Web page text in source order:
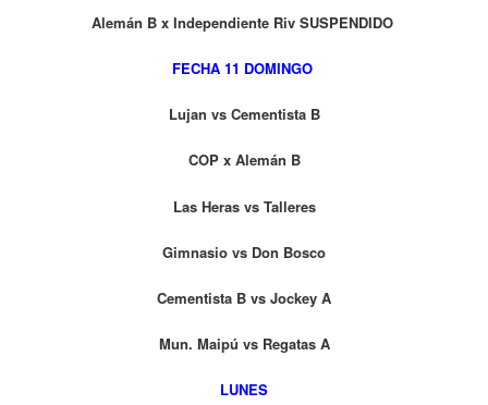
Alemán B x Independiente Riv SUSPENDIDO
FECHA 11 DOMINGO
Lujan vs Cementista B
COP x Alemán B
Las Heras vs Talleres
Gimnasio vs Don Bosco
Cementista B vs Jockey A
Mun. Maipú vs Regatas A
LUNES